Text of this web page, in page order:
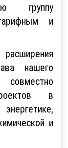
группу
и
нашего
в
и